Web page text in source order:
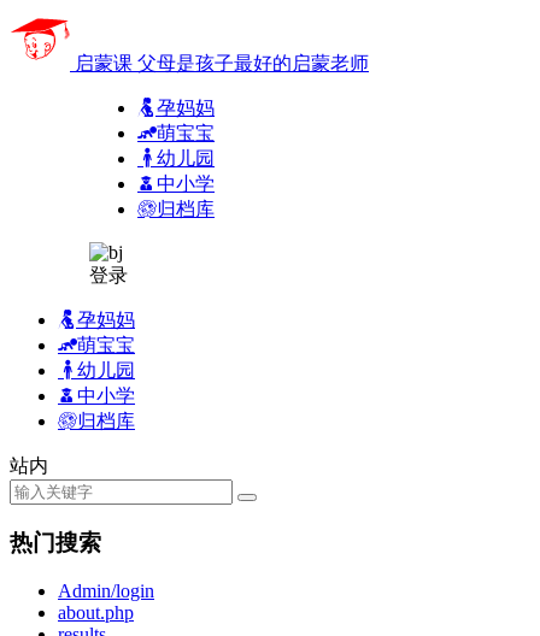
启蒙课 父母是孩子最好的启蒙老师
孕妈妈
萌宝宝
幼儿园
中小学
归档库
登录
孕妈妈
萌宝宝
幼儿园
中小学
归档库
站内
热门搜索
Admin/login
about.php